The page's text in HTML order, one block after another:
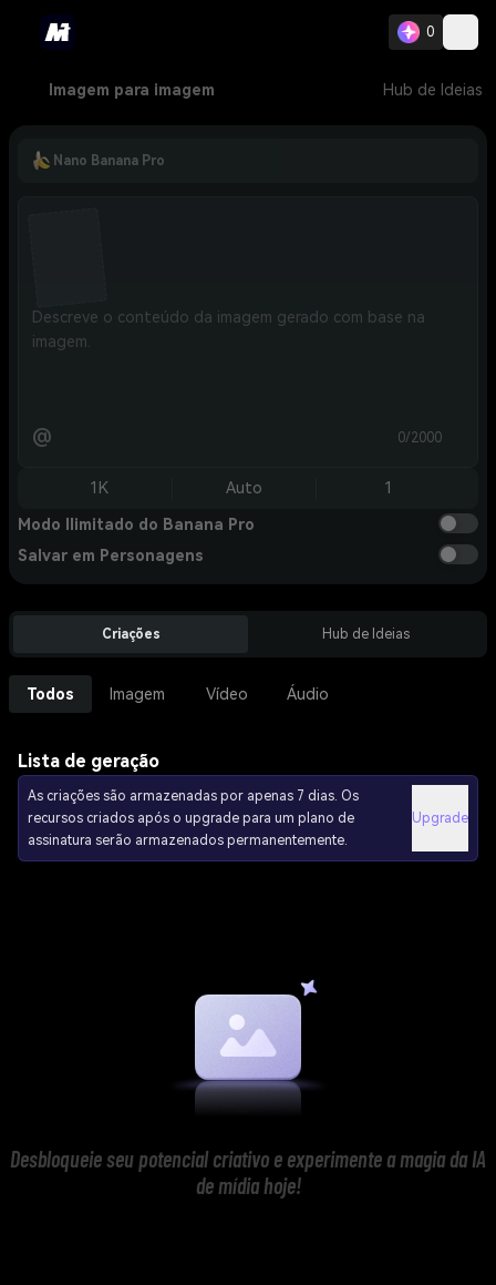
0
Imagem para imagem Hub de Ideias
Nano Banana Pro
@ 0/2000
1K Auto 1
Modo Ilimitado do Banana Pro
Salvar em Personagens
Criações Hub de Ideias
Todos Imagem Vídeo Áudio
Lista de geração
As criações são armazenadas por apenas 7 dias. Os
recursos criados após o upgrade para um plano de
assinatura serão armazenados permanentemente.
Upgrade
Desbloqueie seu potencial criativo e experimente a magia da IA
de mídia hoje!